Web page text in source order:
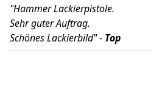
"Hammer Lackierpistole.
Sehr guter Auftrag.
Schönes Lackierbild" - Top